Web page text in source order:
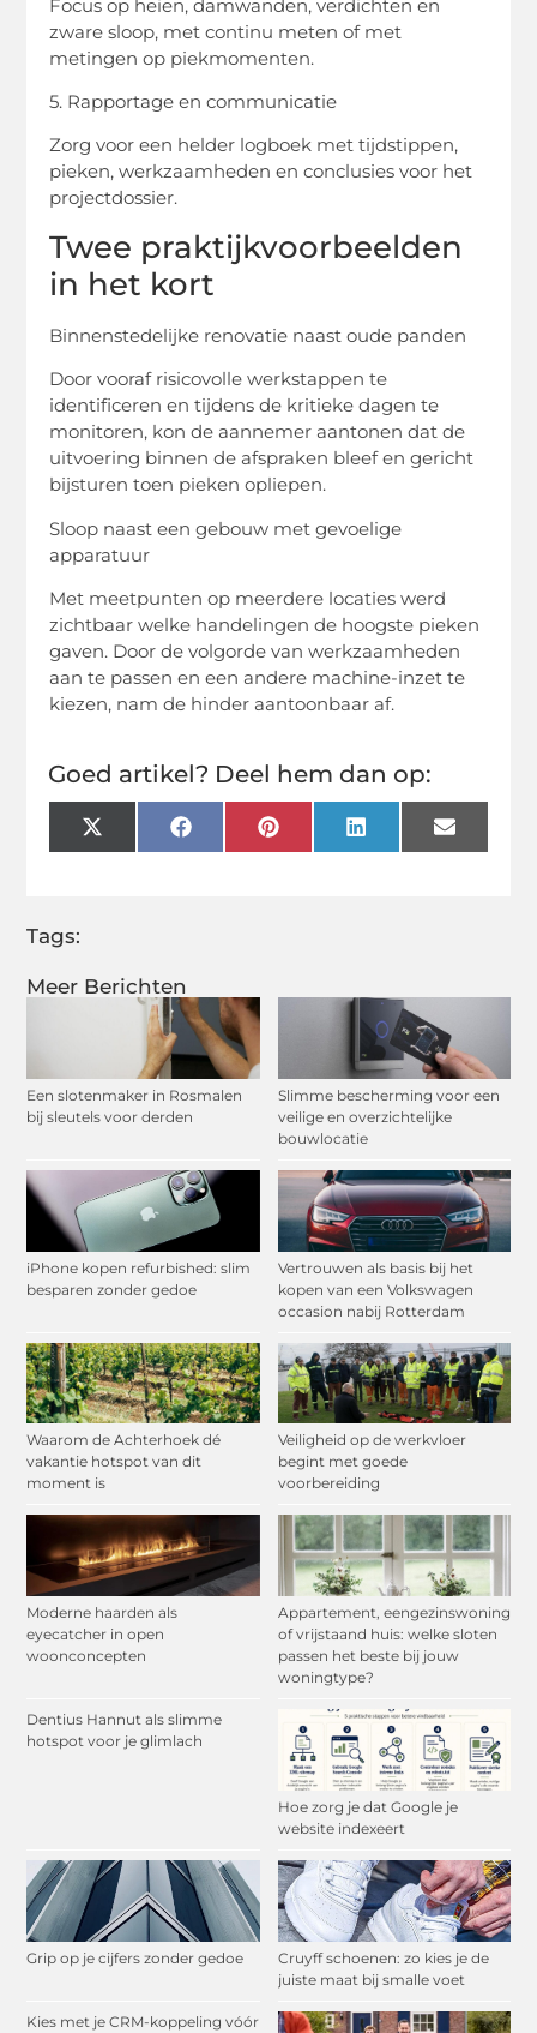
Meer Berichten
Een slotenmaker in Rosmalen
bij sleutels voor derden
Slimme bescherming voor een
veilige en overzichtelijke
bouwlocatie
iPhone kopen refurbished: slim
besparen zonder gedoe
Vertrouwen als basis bij het
kopen van een Volkswagen
occasion nabij Rotterdam
Waarom de Achterhoek dé
vakantie hotspot van dit
moment is
Veiligheid op de werkvloer
begint met goede
voorbereiding
Moderne haarden als
eyecatcher in open
woonconcepten
Appartement, eengezinswoning
of vrijstaand huis: welke sloten
passen het beste bij jouw
woningtype?
Dentius Hannut als slimme
hotspot voor je glimlach
Hoe zorg je dat Google je
website indexeert
Grip op je cijfers zonder gedoe
Cruyff schoenen: zo kies je de
juiste maat bij smalle voet
Kies met je CRM-koppeling vóór
Focus op heien, damwanden, verdichten en
zware sloop, met continu meten of met
metingen op piekmomenten.
5. Rapportage en communicatie
Zorg voor een helder logboek met tijdstippen,
pieken, werkzaamheden en conclusies voor het
projectdossier.
Twee praktijkvoorbeelden
in het kort
Binnenstedelijke renovatie naast oude panden
Door vooraf risicovolle werkstappen te
identificeren en tijdens de kritieke dagen te
monitoren, kon de aannemer aantonen dat de
uitvoering binnen de afspraken bleef en gericht
bijsturen toen pieken opliepen.
Sloop naast een gebouw met gevoelige
apparatuur
Met meetpunten op meerdere locaties werd
zichtbaar welke handelingen de hoogste pieken
gaven. Door de volgorde van werkzaamheden
aan te passen en een andere machine-inzet te
kiezen, nam de hinder aantoonbaar af.
Goed artikel? Deel hem dan op:
X
(Twitter)
FacebookPinterestLinkedInEmail
Tags: